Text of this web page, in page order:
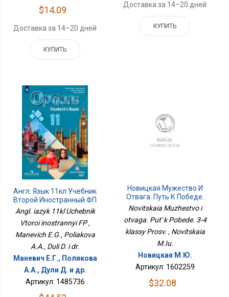
$14.09
Доставка за 14–20 дней
КУПИТЬ
Доставка за 14–20 дней
КУПИТЬ
Англ. Язык 11кл Учебник
Второй Иностранный ФП
Angl. iazyk 11kl Uchebnik
Vtoroi inostrannyi FP ,
Manevich E.G., Poliakova
A.A., Duli D. i dr.
Маневич Е.Г., Полякова
А.А., Дули Д. и др.
Артикул: 1485736
Новицкая Мужество И
Отвага. Путь К Победе.
3-4 Классы Просв.
Novitskaia Muzhestvo i
otvaga. Put' k Pobede. 3-4
klassy Prosv. , Novitskaia
M.Iu.
Новицкая М.Ю.
Артикул: 1602259
$32.08